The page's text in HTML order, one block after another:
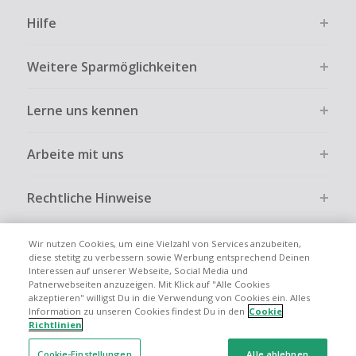
Hilfe
Weitere Sparmöglichkeiten
Lerne uns kennen
Arbeite mit uns
Rechtliche Hinweise
Globale Websites UK US CN JP FR AU
Wir nutzen Cookies, um eine Vielzahl von Services anzubeiten,
diese stetitg zu verbessern sowie Werbung entsprechend Deinen
Interessen auf unserer Webseite, Social Media und
Patnerwebseiten anzuzeigen. Mit Klick auf "Alle Cookies
akzeptieren" willigst Du in die Verwendung von Cookies ein. Alles
Information zu unseren Cookies findest Du in den Cookie
Richtlinien